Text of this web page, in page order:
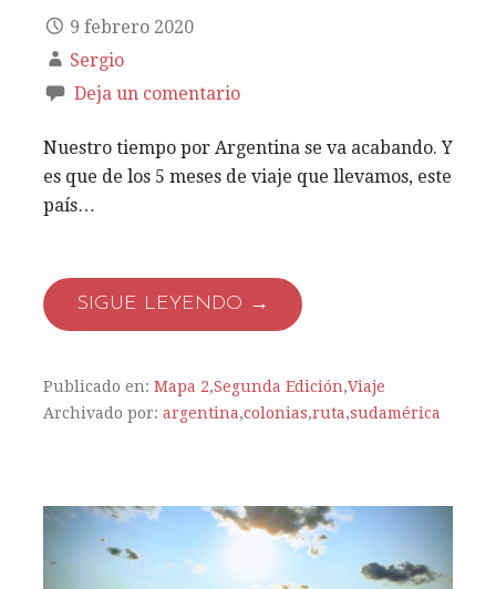
9 febrero 2020
Sergio
Deja un comentario
Nuestro tiempo por Argentina se va acabando. Y
es que de los 5 meses de viaje que llevamos, este
país…
SIGUE LEYENDO →
Publicado en: Mapa 2,Segunda Edición,Viaje
Archivado por: argentina,colonias,ruta,sudamérica